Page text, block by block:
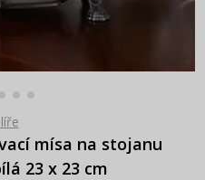
mísa na stojanu
23 x 23 cm